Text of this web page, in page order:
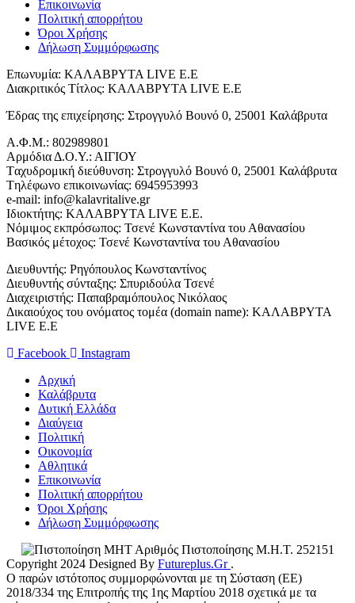
Επικοινωνία
Πολιτική απορρήτου
Όροι Χρήσης
Δήλωση Συμμόρφωσης
Επωνυμία: ΚΑΛΑΒΡΥΤΑ LIVE Ε.Ε
Διακριτικός Τίτλος: ΚΑΛΑΒΡΥΤΑ LIVE E.E
Έδρας της επιχείρησης: Στρογγυλό Βουνό 0, 25001 Καλάβρυτα
Α.Φ.Μ.: 802989801
Αρμόδια Δ.Ο.Υ.: ΑΙΓΙΟΥ
Tαχυδρομική διεύθυνση: Στρογγυλό Βουνό 0, 25001 Καλάβρυτα
Tηλέφωνο επικοινωνίας: 6945953993
e-mail: info@kalavritalive.gr
Iδιοκτήτης: ΚΑΛΑΒΡΥΤΑ LIVE E.E.
Νόμιμος εκπρόσωπος: Τσενέ Κωνσταντίνα του Αθανασίου
Βασικός μέτοχος: Τσενέ Κωνσταντίνα του Αθανασίου
Διευθυντής: Ρηγόπουλος Κωνσταντίνος
Διευθυντής σύνταξης: Σπυριδούλα Τσενέ
Διαχειριστής: Παπαβραμόπουλος Νικόλαος
Δικαιούχος του ονόματος τομέα (domain name): ΚΑΛΑΒΡΥΤΑ
LIVE E.E
Facebook
Instagram
Αρχική
Καλάβρυτα
Δυτική Ελλάδα
Διαύγεια
Πολιτική
Οικονομία
Αθλητικά
Επικοινωνία
Πολιτική απορρήτου
Όροι Χρήσης
Δήλωση Συμμόρφωσης
Αριθμός Πιστοποίησης Μ.Η.Τ. 252151
Copyright 2024 Designed By Futureplus.Gr .
Ο παρών ιστότοπος συμμορφώνονται με τη Σύσταση (ΕΕ)
2018/334 της Επιτροπής της 1ης Μαρτίου 2018 σχετικά με τα